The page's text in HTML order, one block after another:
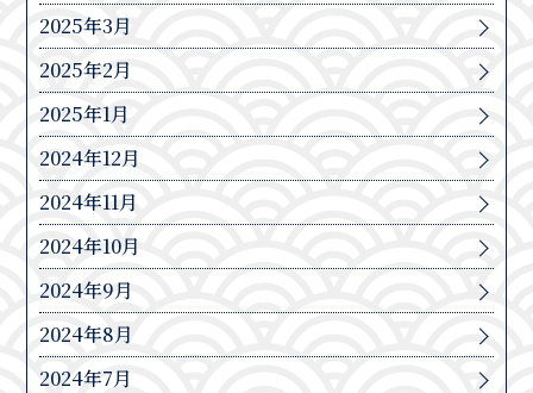
2025年3月
2025年2月
2025年1月
2024年12月
2024年11月
2024年10月
2024年9月
2024年8月
2024年7月